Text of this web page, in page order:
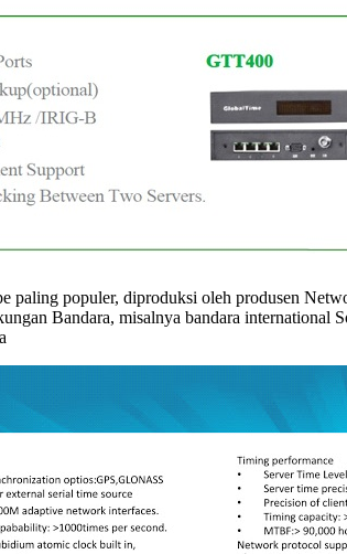
paling populer, diproduksi oleh produsen
Bandara, misalnya bandara international